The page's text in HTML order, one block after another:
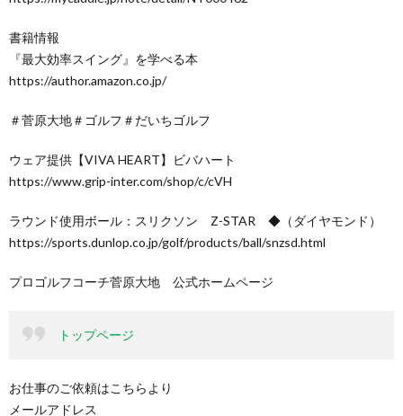
書籍情報
『最大効率スイング』を学べる本
https://author.amazon.co.jp/
＃菅原大地＃ゴルフ＃だいちゴルフ
ウェア提供【VIVA HEART】ビバハート
https://www.grip-inter.com/shop/c/cVH
ラウンド使用ボール：スリクソン Z-STAR ◆（ダイヤモンド）
https://sports.dunlop.co.jp/golf/products/ball/snzsd.html
プロゴルフコーチ菅原大地 公式ホームページ
トップページ
お仕事のご依頼はこちらより
メールアドレス